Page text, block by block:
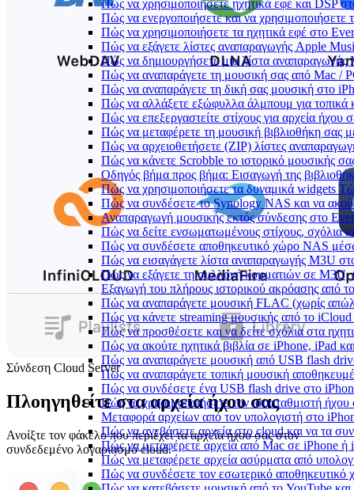
Πώς να χρησιμοποιήσετε ηχητικά εφέ και DSP
Πώς να ενεργοποιήσετε και να
Πώς να χρησιμοποιήσετε τα ηχητικά εφέ στο
Πώς να εξάγετε λίστες αναπαραγωγής Apple
Πώς να δημιουργήσετε μια λίστα
Πώς να αναπαράγετε τη μουσική σας από Mac /
Πώς να αναπαράγετε τη δική σας μουσική στο
Πώς να αλλάξετε εξώφυλλα άλμπουμ για
Πώς να επεξεργαστείτε στίχους για αρχεία
Πώς να μεταφέρετε τη μουσική βιβλιοθήκη
Πώς να αρχειοθετήσετε (ZIP) λίστες
Πώς να κάνετε Scrobble το ιστορικό μουσικής
Οδηγός βήμα προς βήμα: Εισαγωγή της
Πώς να χρησιμοποιήσετε τα δυναμικά widgets
Πώς να συνδέσετε το Synology NAS και να
Αναπαραγωγή μουσικής εκτός σύνδεσης στο
Πώς να δείτε ενσωματωμένους στίχους, σχόλια
Πώς να συνδέσετε αποθηκευτικό χώρο NAS
Πώς να εισαγάγετε λίστα αναπαραγωγής M3U
Πώς να εξάγετε τη συλλογή κομματιών σε
Εξαγωγή του πλήρους ιστορικού ακρόασης από
Πώς να αναπαράγετε μουσική FLAC (χωρίς
Πώς να κάνετε streaming μουσικής από το
Πώς να προσθέσετε και να δείτε σχόλια στα
Πώς να ακούτε ηχητικά βιβλία σε iPhone, iPad
Πώς να αναπαράγετε μουσική από USB flash
Πώς να αναπαράγετε τοπική μουσική
Πώς να συνδέσετε ένα USB flash drive στο iPhone
Πώς να χρησιμοποιήσετε τον ισοσταθμιστή
Μεταφορά αρχείων από τον υπολογιστή στο
Πώς να ανεβάσετε αρχεία στο cloud και να τα
Πώς να μεταφέρετε αρχεία από Mac σε iPhone ή
Πώς να μεταφέρετε αρχεία ασύρματα από
Πώς να συνδέσετε τον εσωτερικό
Σύνδεση Cloud Server
Πλοηγηθείτε στα αρχεία ήχου σας
Ανοίξτε τον φάκελο που περιέχει τα αρχεία ήχου σας στον
συνδεδεμένο λογαριασμό cloud.